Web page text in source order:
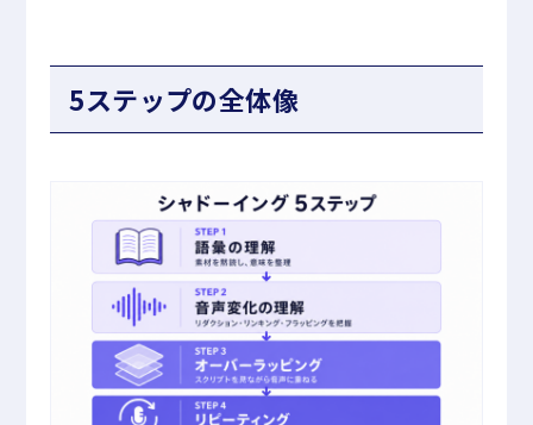
5ステップの全体像